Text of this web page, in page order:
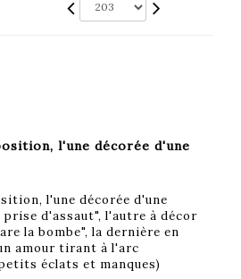
l'une décorée d'une
l'une décorée d'une
d'assaut", l'autre à décor
la bombe", la dernière en
amour tirant à l'arc
éclats et manques)